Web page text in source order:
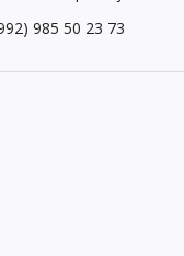
985 50 23 73